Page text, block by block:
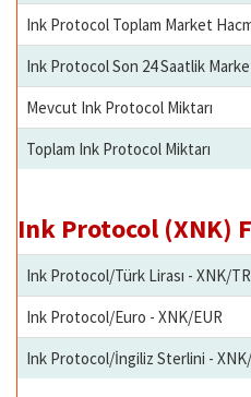
Ink Protocol Toplam Market
Ink Protocol Son 24 Saatlik
Mevcut Ink Protocol Miktarı
Toplam Ink Protocol Miktarı
Ink Protocol (XNK)
Ink Protocol/Türk Lirası - XNK/
Ink Protocol/Euro - XNK/EUR
Ink Protocol/İngiliz Sterlini -